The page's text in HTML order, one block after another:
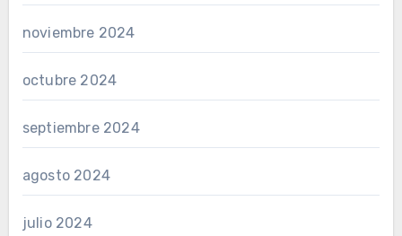
noviembre 2024
octubre 2024
septiembre 2024
agosto 2024
julio 2024